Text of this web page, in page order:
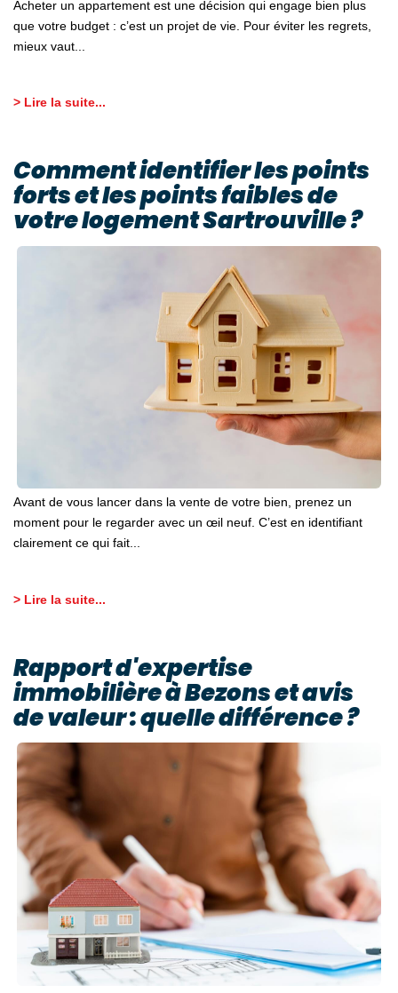
Acheter un appartement est une décision qui engage bien plus
que votre budget : c’est un projet de vie. Pour éviter les regrets,
mieux vaut...
> Lire la suite...
Comment identifier les points
forts et les points faibles de
votre logement Sartrouville ?
Avant de vous lancer dans la vente de votre bien, prenez un
moment pour le regarder avec un œil neuf. C’est en identifiant
clairement ce qui fait...
> Lire la suite...
Rapport d'expertise
immobilière à Bezons et avis
de valeur : quelle différence ?